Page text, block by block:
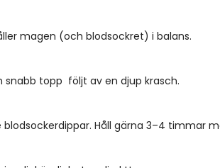
magen (och blodsockret) i balans.
snabb topp  följt av en djup krasch.
blodsockerdippar. Håll gärna 3–4 timmar